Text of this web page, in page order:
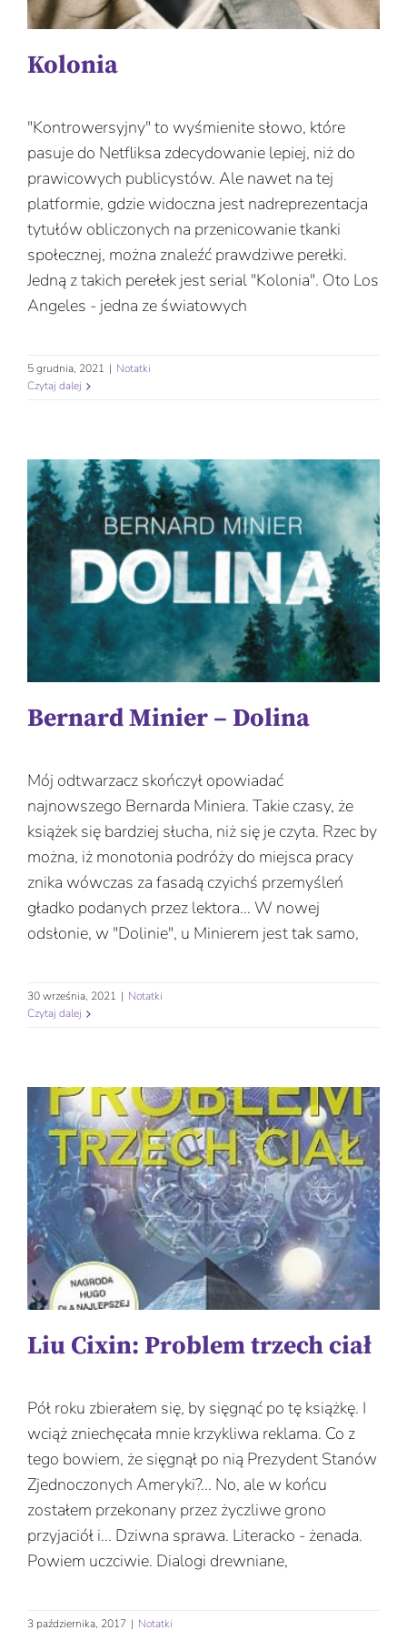
Kolonia
"Kontrowersyjny" to wyśmienite słowo, które
pasuje do Netfliksa zdecydowanie lepiej, niż do
prawicowych publicystów. Ale nawet na tej
platformie, gdzie widoczna jest nadreprezentacja
tytułów obliczonych na przenicowanie tkanki
społecznej, można znaleźć prawdziwe perełki.
Jedną z takich perełek jest serial "Kolonia". Oto Los
Angeles - jedna ze światowych
5 grudnia, 2021 | Notatki
Czytaj dalej
Bernard Minier – Dolina
Mój odtwarzacz skończył opowiadać
najnowszego Bernarda Miniera. Takie czasy, że
książek się bardziej słucha, niż się je czyta. Rzec by
można, iż monotonia podróży do miejsca pracy
znika wówczas za fasadą czyichś przemyśleń
gładko podanych przez lektora... W nowej
odsłonie, w "Dolinie", u Minierem jest tak samo,
30 września, 2021 | Notatki
Czytaj dalej
Liu Cixin: Problem trzech ciał
Pół roku zbierałem się, by sięgnąć po tę książkę. I
wciąż zniechęcała mnie krzykliwa reklama. Co z
tego bowiem, że sięgnął po nią Prezydent Stanów
Zjednoczonych Ameryki?... No, ale w końcu
zostałem przekonany przez życzliwe grono
przyjaciół i... Dziwna sprawa. Literacko - żenada.
Powiem uczciwie. Dialogi drewniane,
3 października, 2017 | Notatki